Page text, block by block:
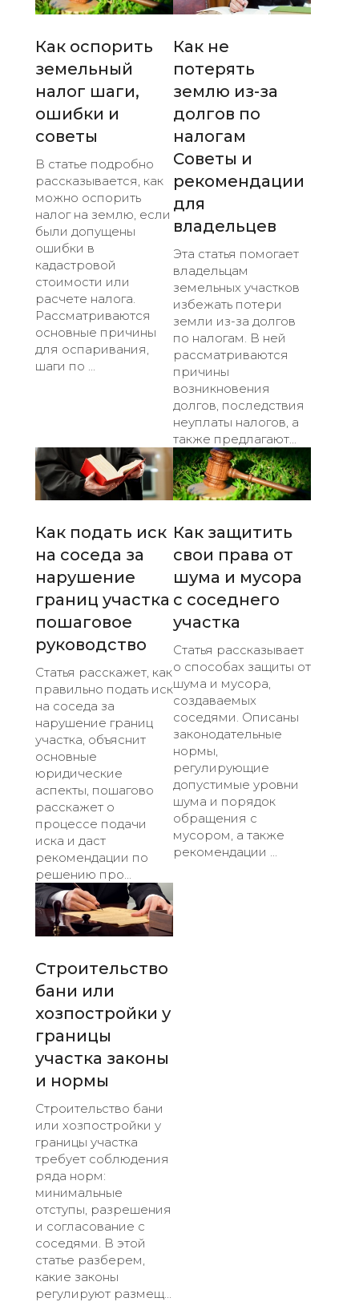
Как оспорить
земельный
налог шаги,
ошибки и
советы
В статье подробно
рассказывается, как
можно оспорить
налог на землю, если
были допущены
ошибки в
кадастровой
стоимости или
расчете налога.
Рассматриваются
основные причины
для оспаривания,
шаги по ...
Как не
потерять
землю из-за
долгов по
налогам
Советы и
рекомендации
для
владельцев
Эта статья помогает
владельцам
земельных участков
избежать потери
земли из-за долгов
по налогам. В ней
рассматриваются
причины
возникновения
долгов, последствия
неуплаты налогов, а
также предлагают...
Как подать иск
на соседа за
нарушение
границ участка
пошаговое
руководство
Статья расскажет, как
правильно подать иск
на соседа за
нарушение границ
участка, объяснит
основные
юридические
аспекты, пошагово
расскажет о
процессе подачи
иска и даст
рекомендации по
решению про...
Как защитить
свои права от
шума и мусора
с соседнего
участка
Статья рассказывает
о способах защиты от
шума и мусора,
создаваемых
соседями. Описаны
законодательные
нормы,
регулирующие
допустимые уровни
шума и порядок
обращения с
мусором, а также
рекомендации ...
Строительство
бани или
хозпостройки у
границы
участка законы
и нормы
Строительство бани
или хозпостройки у
границы участка
требует соблюдения
ряда норм:
минимальные
отступы, разрешения
и согласование с
соседями. В этой
статье разберем,
какие законы
регулируют размещ...